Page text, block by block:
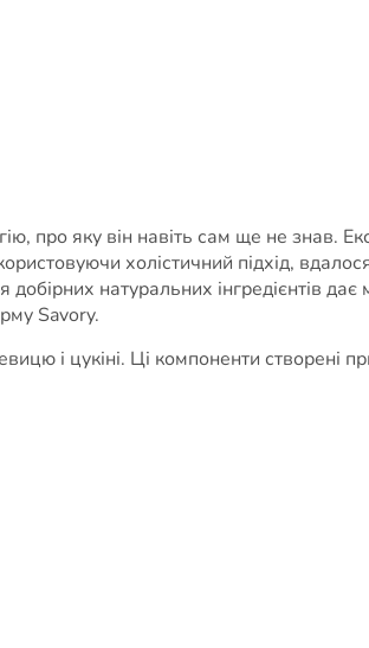
про яку він навіть сам ще не знав.
холістичний підхід,
натуральних інгредієнтів дає
Savory.
і цукіні. Ці компоненти створені